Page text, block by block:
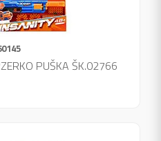
PUŠKA ŠK.02766